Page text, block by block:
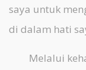
saya untuk
di dalam hati
Melalui